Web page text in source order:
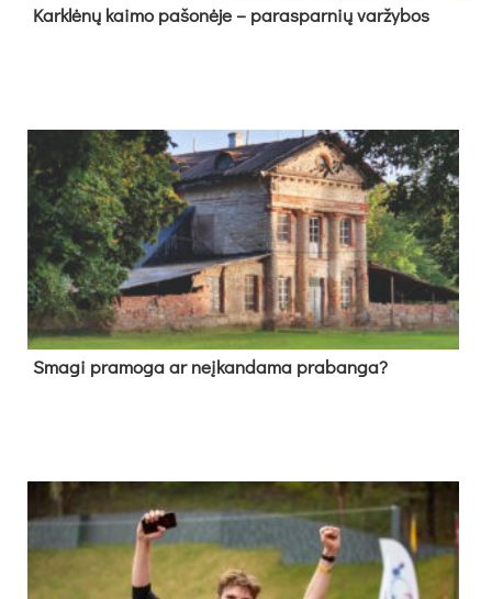
Kark­lė­nų kai­mo pa­šo­nė­je – pa­ras­par­nių var­žy­bos
Sma­gi pra­mo­ga ar neį­kan­da­ma pra­ban­ga?